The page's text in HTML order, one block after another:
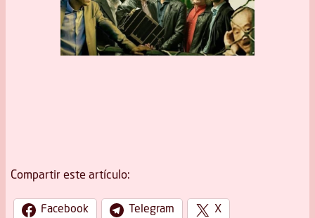
Compartir este artículo:
Facebook Telegram X